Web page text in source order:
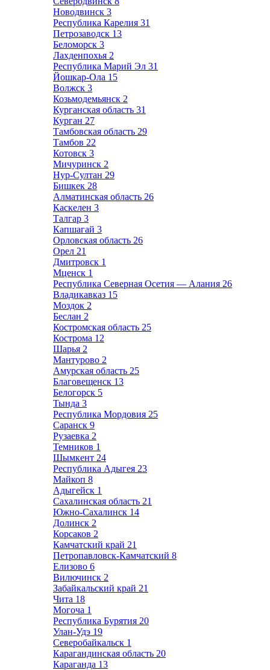
Новодвинск 3
Республика Карелия 31
Петрозаводск 13
Беломорск 3
Лахденпохья 2
Республика Марий Эл 31
Йошкар-Ола 15
Волжск 3
Козьмодемьянск 2
Курганская область 31
Курган 27
Тамбовская область 29
Тамбов 22
Котовск 3
Мичуринск 2
Нур-Султан 29
Бишкек 28
Алматинская область 26
Каскелен 3
Талгар 3
Капшагай 3
Орловская область 26
Орел 21
Дмитровск 1
Мценск 1
Республика Северная Осетия — Алания 26
Владикавказ 15
Моздок 2
Беслан 2
Костромская область 25
Кострома 12
Шарья 2
Мантурово 2
Амурская область 25
Благовещенск 13
Белогорск 5
Тында 3
Республика Мордовия 25
Саранск 9
Рузаевка 2
Темников 1
Шымкент 24
Республика Адыгея 23
Майкоп 8
Адыгейск 1
Сахалинская область 21
Южно-Сахалинск 14
Долинск 2
Корсаков 2
Камчатский край 21
Петропавловск-Камчатский 8
Елизово 6
Вилючинск 2
Забайкальский край 21
Чита 18
Могоча 1
Республика Бурятия 20
Улан-Удэ 19
Северобайкальск 1
Карагандинская область 20
Караганда 13